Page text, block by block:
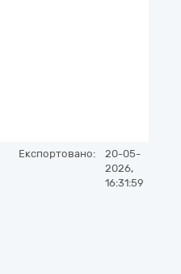
Експортовано:
20-05-
2026,
16:31:59